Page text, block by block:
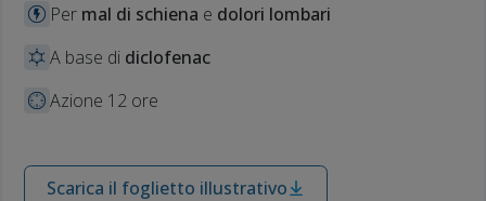
Per mal di schiena e dolori lombari
A base di diclofenac
Azione 12 ore
Scarica il foglietto illustrativo